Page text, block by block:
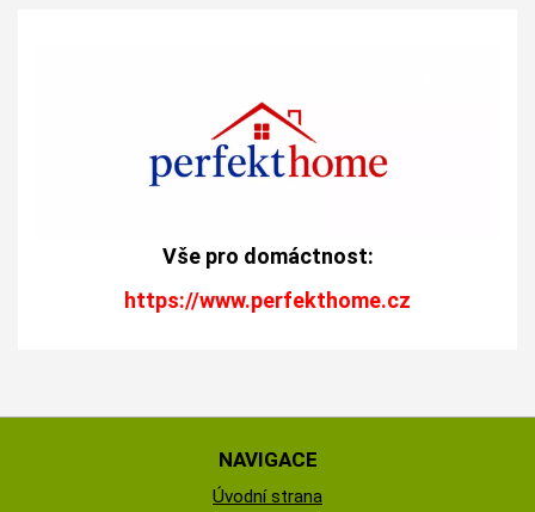
Vše pro domáctnost:
https://www.perfekthome.cz
NAVIGACE
Úvodní strana